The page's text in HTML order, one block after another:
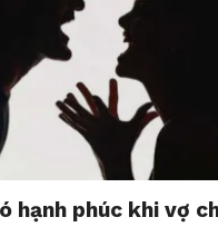
quá tải về cảm xúc.
Thế là tôi bỏ xuống
điện thoại, không con
chỉ ngồi đó ngắm cỏ
hạnh phúc khi vợ